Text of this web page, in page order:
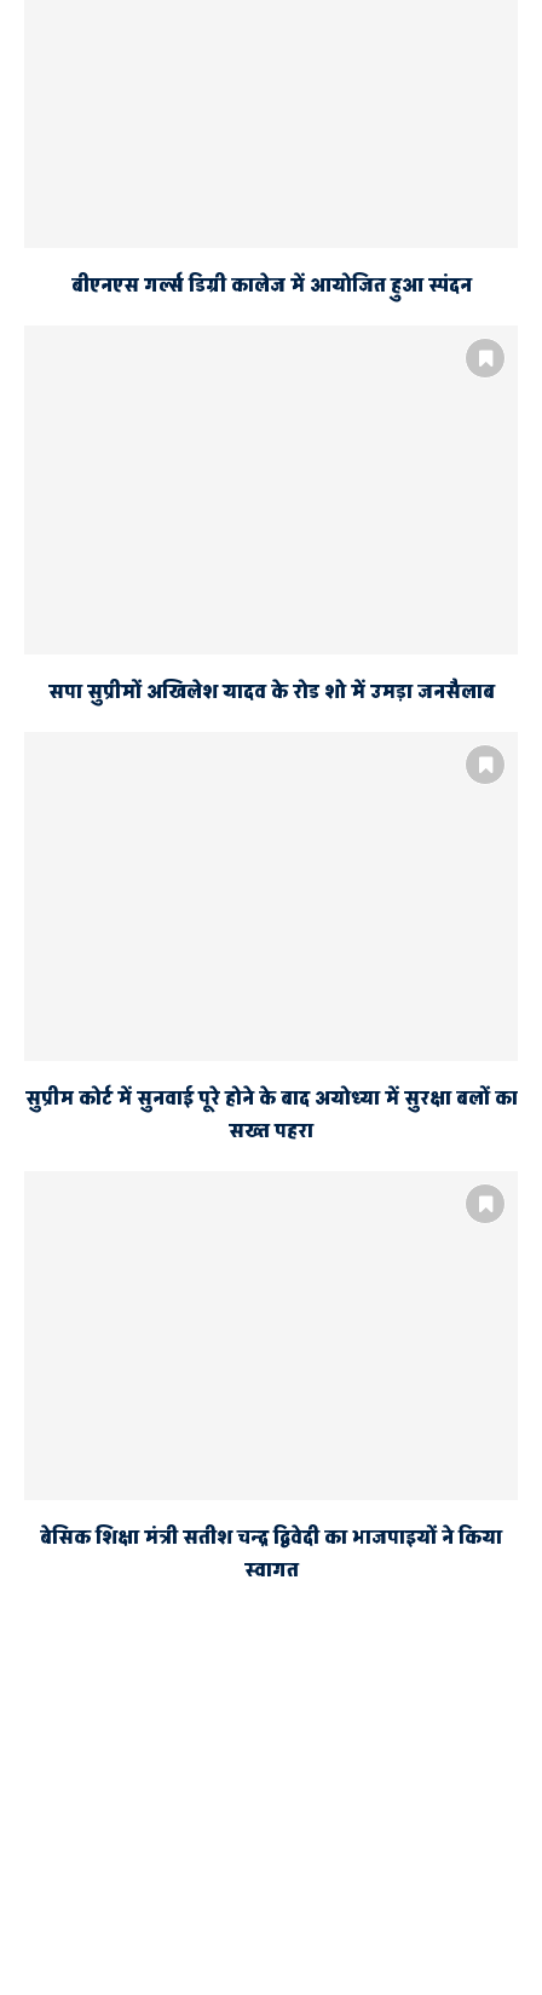
बीएनएस गर्ल्स डिग्री कालेज में आयोजित हुआ स्पंदन
सपा सुप्रीमों अखिलेश यादव के रोड शो में उमड़ा जनसैलाब
सुप्रीम कोर्ट में सुनवाई पूरे होने के बाद अयोध्या में सुरक्षा बलों का
सख्त पहरा
बेसिक शिक्षा मंत्री सतीश चन्द्र द्विवेदी का भाजपाइयों ने किया
स्वागत